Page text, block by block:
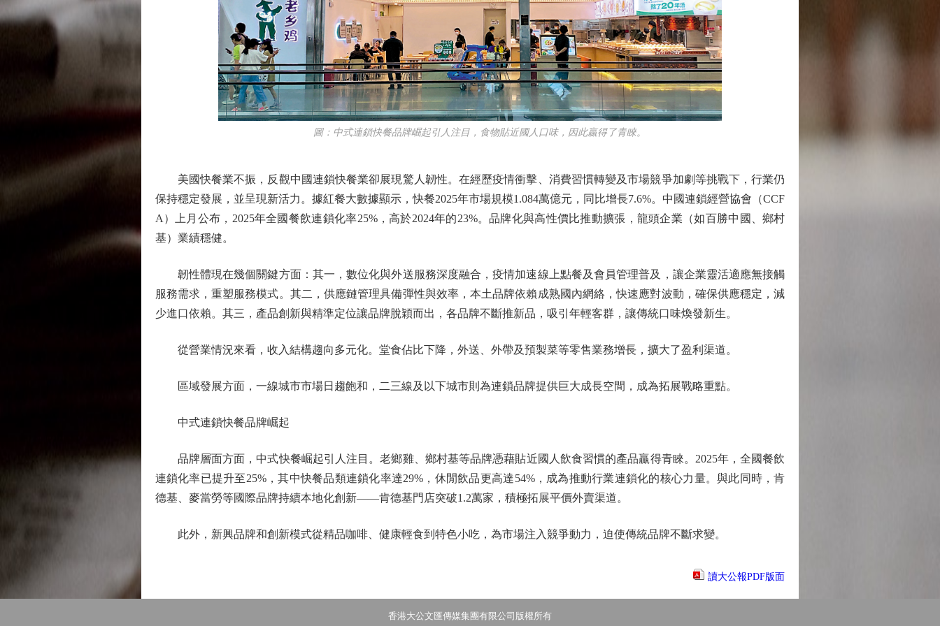
圖：中式連鎖快餐品牌崛起引人注目，食物貼近國人口味，因此贏得了青睞。
美國快餐業不振，反觀中國連鎖快餐業卻展現驚人韌性。在經歷疫情衝擊、消費習慣轉變及市場競爭加劇等挑戰下，行業仍
保持穩定發展，並呈現新活力。據紅餐大數據顯示，快餐2025年市場規模1.084萬億元，同比增長7.6%。中國連鎖經營協會（CCF
A）上月公布，2025年全國餐飲連鎖化率25%，高於2024年的23%。品牌化與高性價比推動擴張，龍頭企業（如百勝中國、鄉村
基）業績穩健。
韌性體現在幾個關鍵方面：其一，數位化與外送服務深度融合，疫情加速線上點餐及會員管理普及，讓企業靈活適應無接觸
服務需求，重塑服務模式。其二，供應鏈管理具備彈性與效率，本土品牌依賴成熟國內網絡，快速應對波動，確保供應穩定，減
少進口依賴。其三，產品創新與精準定位讓品牌脫穎而出，各品牌不斷推新品，吸引年輕客群，讓傳統口味煥發新生。
從營業情況來看，收入結構趨向多元化。堂食佔比下降，外送、外帶及預製菜等零售業務增長，擴大了盈利渠道。
區域發展方面，一線城市市場日趨飽和，二三線及以下城市則為連鎖品牌提供巨大成長空間，成為拓展戰略重點。
中式連鎖快餐品牌崛起
品牌層面方面，中式快餐崛起引人注目。老鄉雞、鄉村基等品牌憑藉貼近國人飲食習慣的產品贏得青睞。2025年，全國餐飲
連鎖化率已提升至25%，其中快餐品類連鎖化率達29%，休閒飲品更高達54%，成為推動行業連鎖化的核心力量。與此同時，肯
德基、麥當勞等國際品牌持續本地化創新——肯德基門店突破1.2萬家，積極拓展平價外賣渠道。
此外，新興品牌和創新模式從精品咖啡、健康輕食到特色小吃，為市場注入競爭動力，迫使傳統品牌不斷求變。
讀大公報PDF版面
香港大公文匯傳媒集團有限公司版權所有